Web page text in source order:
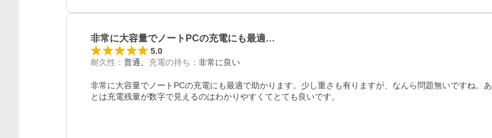
非常に大容量でノートPCの充電にも最適…
5.0
耐久性 ： 普通 充電の持ち ： 非常に良い
非常に大容量でノートPCの充電にも最適で助かります。少し重さも有りますが、なんら問題無いですね。あ
とは充電残量が数字で見えるのはわかりやすくてとても良いです。